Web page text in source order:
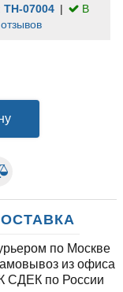
TH-07004
В
по Москве
из офиса
СДЕК по России